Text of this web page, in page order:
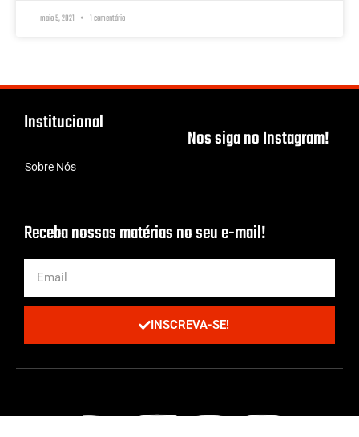
maio 5, 2021 1 comentário
Institucional
Sobre Nós
Nos siga no Instagram!
Receba nossas matérias no seu e-mail!
INSCREVA-SE!